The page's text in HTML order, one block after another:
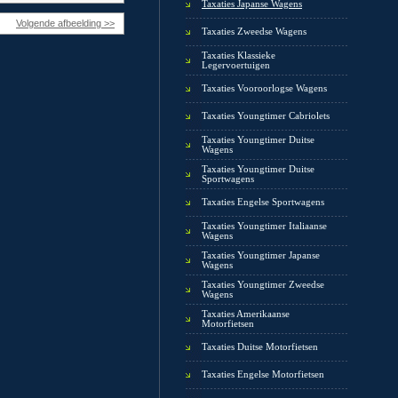
Volgende afbeelding >>
Taxaties Japanse Wagens
Taxaties Zweedse Wagens
Taxaties Klassieke
Legervoertuigen
Taxaties Vooroorlogse Wagens
Taxaties Youngtimer Cabriolets
Taxaties Youngtimer Duitse
Wagens
Taxaties Youngtimer Duitse
Sportwagens
Taxaties Engelse Sportwagens
Taxaties Youngtimer Italiaanse
Wagens
Taxaties Youngtimer Japanse
Wagens
Taxaties Youngtimer Zweedse
Wagens
Taxaties Amerikaanse
Motorfietsen
Taxaties Duitse Motorfietsen
Taxaties Engelse Motorfietsen